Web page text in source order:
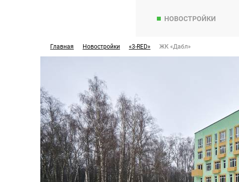
НОВОСТРОЙКИ
Главная Новостройки «3-RED» ЖК «Дабл»